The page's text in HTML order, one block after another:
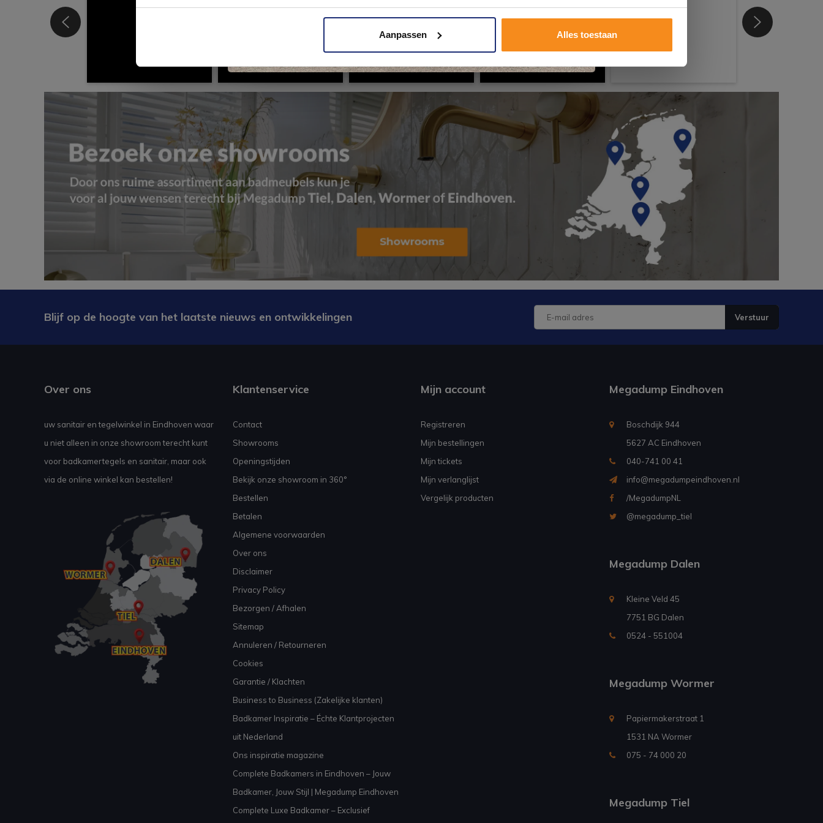
Aanpassen Alles toestaan
Blijf op de hoogte van het laatste nieuws en ontwikkelingen Verstuur
Over ons
uw sanitair en tegelwinkel in Eindhoven waar
u niet alleen in onze showroom terecht kunt
voor badkamertegels en sanitair, maar ook
via de online winkel kan bestellen!
Klantenservice
Contact
Showrooms
Openingstijden
Bekijk onze showroom in 360°
Bestellen
Betalen
Algemene voorwaarden
Over ons
Disclaimer
Privacy Policy
Bezorgen / Afhalen
Sitemap
Annuleren / Retourneren
Cookies
Garantie / Klachten
Business to Business (Zakelijke klanten)
Badkamer Inspiratie – Échte Klantprojecten
uit Nederland
Ons inspiratie magazine
Complete Badkamers in Eindhoven – Jouw
Badkamer, Jouw Stijl | Megadump Eindhoven
Complete Luxe Badkamer – Exclusief
Mijn account
Registreren
Mijn bestellingen
Mijn tickets
Mijn verlanglijst
Vergelijk producten
Megadump Eindhoven
Boschdijk 944
5627 AC Eindhoven
040-741 00 41
info@megadumpeindhoven.nl
/MegadumpNL
@megadump_tiel
Megadump Dalen
Kleine Veld 45
7751 BG Dalen
0524 - 551004
Megadump Wormer
Papiermakerstraat 1
1531 NA Wormer
075 - 74 000 20
Megadump Tiel
Kom langs en ervaar zelf het verschil!